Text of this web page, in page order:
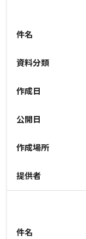
件名
資料分類
作成日
公開日
作成場所
提供者
件名